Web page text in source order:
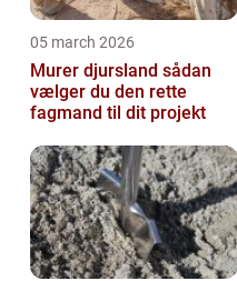
05 march 2026
Murer djursland sådan
vælger du den rette
fagmand til dit projekt